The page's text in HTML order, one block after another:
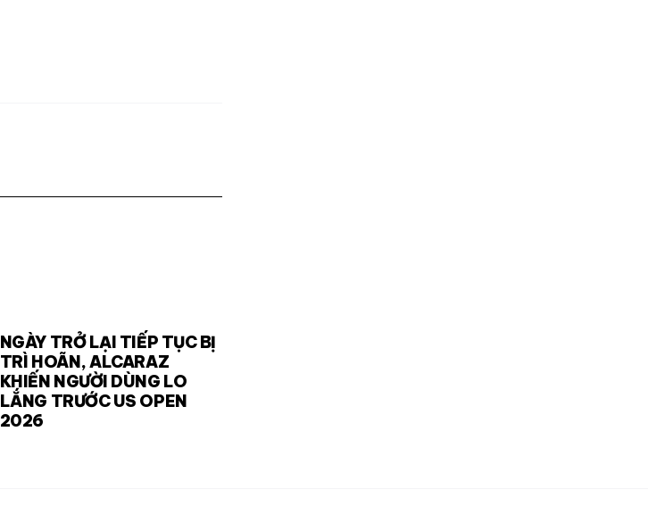
NGÀY TRỞ LẠI TIẾP TỤC BỊ
TRÌ HOÃN, ALCARAZ
KHIẾN NGƯỜI DÙNG LO
LẮNG TRƯỚC US OPEN
2026